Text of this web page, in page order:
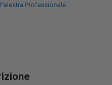
Professionale